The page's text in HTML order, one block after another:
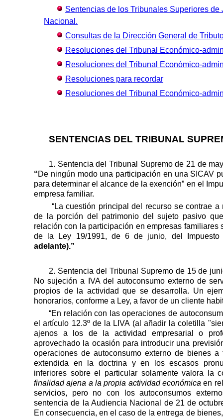
Sentencias de los Tribunales Superiores
Nacional.
Consultas de la Dirección General de
Resoluciones del Tribunal Económico-
Resoluciones del Tribunal Económico-
Resoluciones para recordar
Resoluciones del Tribunal Económico-
SENTENCIAS DEL TRIBUNAL
1. Sentencia del Tribunal Supremo de 21 de
“De ningún modo una participación en una SICAV
para determinar el alcance de la exención” en el
empresa familiar.
“La cuestión principal del recurso se contrae
de la porción del patrimonio del sujeto pasivo
relación con la participación en empresas familiares
de la Ley 19/1991, de 6 de junio, del
adelante).”
2. Sentencia del Tribunal Supremo de 15 de
No sujeción a IVA del autoconsumo externo de
propios de la actividad que se desarrolla. Un
honorarios, conforme a Ley, a favor de un cliente
“En relación con las operaciones de
el artículo 12.3º de la LIVA (al añadir la coletilla
ajenos a los de la actividad empresarial o
aprovechado la ocasión para introducir una
operaciones de autoconsumo externo de bienes a
extendida en la doctrina y en los escasos
inferiores sobre el particular solamente valora la
finalidad ajena a la propia actividad económicaen
servicios, pero no con los autoconsumos
sentencia de la Audiencia Nacional de 21 de
En consecuencia, en el caso de la entrega de